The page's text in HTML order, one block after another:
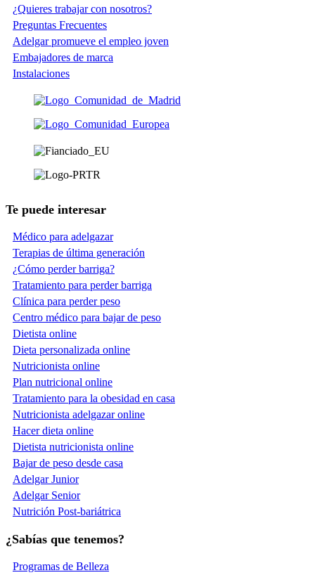
¿Quieres trabajar con nosotros?
Preguntas Frecuentes
Adelgar promueve el empleo joven
Embajadores de marca
Instalaciones
Te puede interesar
Médico para adelgazar
Terapias de última generación
¿Cómo perder barriga?
Tratamiento para perder barriga
Clínica para perder peso
Centro médico para bajar de peso
Dietista online
Dieta personalizada online
Nutricionista online
Plan nutricional online
Tratamiento para la obesidad en casa
Nutricionista adelgazar online
Hacer dieta online
Dietista nutricionista online
Bajar de peso desde casa
Adelgar Junior
Adelgar Senior
Nutrición Post-bariátrica
¿Sabías que tenemos?
Programas de Belleza